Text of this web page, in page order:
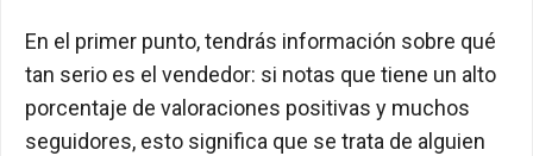
En el primer punto, tendrás información sobre qué
tan serio es el vendedor: si notas que tiene un alto
porcentaje de valoraciones positivas y muchos
seguidores, esto significa que se trata de alguien